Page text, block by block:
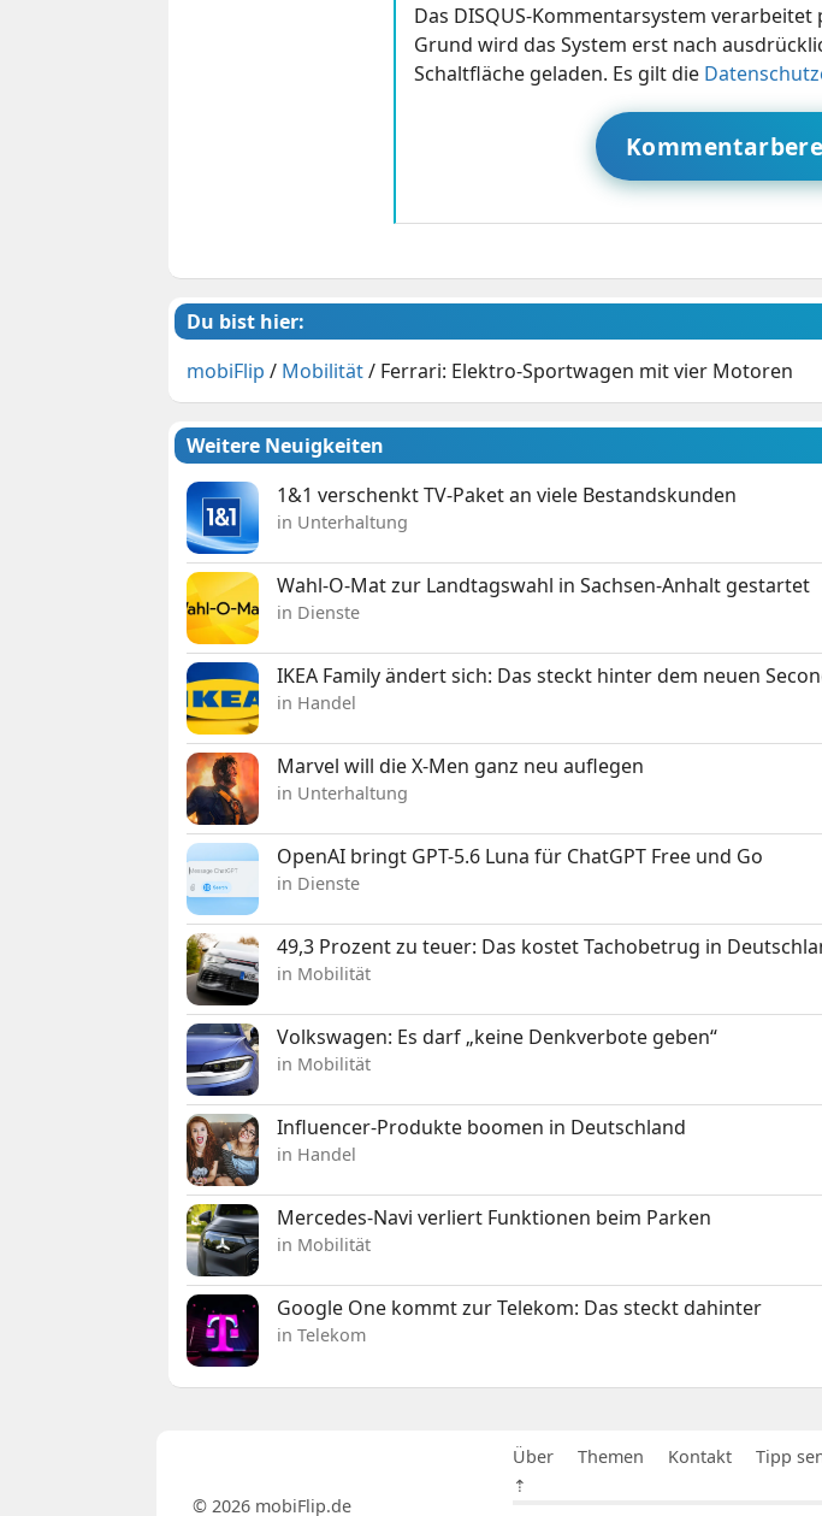
Das DISQUS-Kommentarsystem
Grund wird das System erst nach
Schaltfläche geladen. Es gilt die
Du bist hier:
mobiFlip / Mobilität/ Ferrari: Elektro-Sportwagen mit vier Motoren
Weitere Neuigkeiten
1&1 verschenkt TV-Paket an viele Bestandskunden
in Unterhaltung
Wahl-O-Mat zur Landtagswahl in Sachsen-Anhalt gestartet
in Dienste
IKEA Family ändert sich: Das steckt hinter dem neuen
in Handel
Marvel will die X-Men ganz neu auflegen
in Unterhaltung
OpenAI bringt GPT-5.6 Luna für ChatGPT Free und Go
in Dienste
49,3 Prozent zu teuer: Das kostet Tachobetrug in
in Mobilität
Volkswagen: Es darf „keine Denkverbote geben“
in Mobilität
Influencer-Produkte boomen in Deutschland
in Handel
Mercedes-Navi verliert Funktionen beim Parken
in Mobilität
Google One kommt zur Telekom: Das steckt dahinter
in Telekom
Über Themen Kontakt Tipp
⇡
© 2026 mobiFlip.de